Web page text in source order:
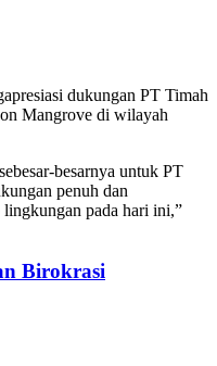
dukungan PT Timah
Mangrove di wilayah
besarnya untuk PT
penuh dan
pada hari ini,”
Birokrasi